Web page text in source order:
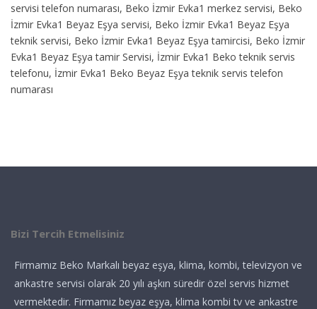
servisi telefon numarası, Beko İzmir Evka1 merkez servisi, Beko
İzmir Evka1 Beyaz Eşya servisi, Beko İzmir Evka1 Beyaz Eşya
teknik servisi, Beko İzmir Evka1 Beyaz Eşya tamircisi, Beko İzmir
Evka1 Beyaz Eşya tamir Servisi, İzmir Evka1 Beko teknik servis
telefonu, İzmir Evka1 Beko Beyaz Eşya teknik servis telefon
numarası
Bizi Tercih Etmelisiniz
Firmamız Beko Markalı beyaz eşya, klima, kombi, televizyon ve
ankastre servisi olarak 20 yılı aşkın süredir özel servis hizmet
vermektedir. Firmamız beyaz eşya, klima kombi tv ve ankastre